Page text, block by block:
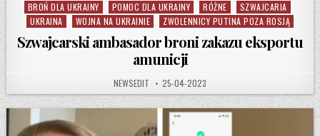
Posted in
BROŃ DLA UKRAINY POMOC DLA UKRAINY RÓŻNE
SZWAJCARIA
UKRAINA
WOJNA NA UKRAINIE ZWOLENNICY PUTINA POZA ROSJĄ
Szwajcarski ambasador broni zakazu eksportu
amunicji
AUTHOR:
NEWSEDIT PUBLISHED DATE:
25-04-2023